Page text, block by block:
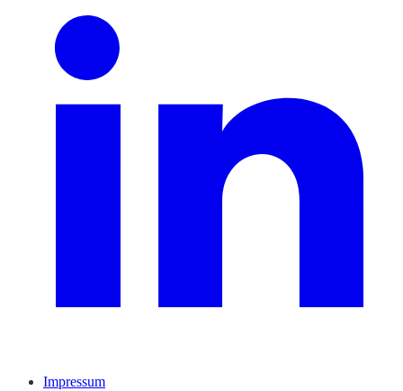
Impressum